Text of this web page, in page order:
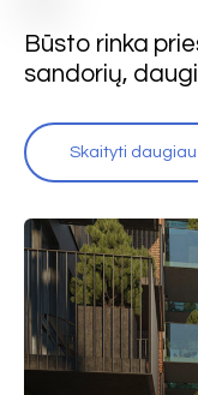
Būsto rinka
sandorių,
Skaityti daugiau